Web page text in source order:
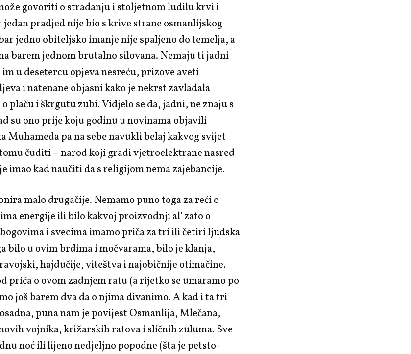
govoriti o stradanju i stoljetnom ludilu krvi i
jedan pradjed nije bio s krive strane osmanlijskog
jedno obiteljsko imanje nije spaljeno do temelja, a
barem jednom brutalno silovana. Nemaju ti jadni
u desetercu opjeva nesreću, prizove aveti
i natenane objasni kako je nekrst zavladala
plaču i škrgutu zubi. Vidjelo se da, jadni, ne znaju s
su ono prije koju godinu u novinama objavili
Muhameda pa na sebe navukli belaj kakvog svijet
čuditi – narod koji gradi vjetroelektrane nasred
imao kad naučiti da s religijom nema zajebancije.
malo drugačije. Nemamo puno toga za reći o
energije ili bilo kakvoj proizvodnji al' zato o
i svecima imamo priča za tri ili četiri ljudska
bilo u ovim brdima i močvarama, bilo je klanja,
hajdučije, viteštva i najobičnije otimačine.
priča o ovom zadnjem ratu (a rijetko se umaramo po
još barem dva da o njima divanimo. A kad i ta tri
puna nam je povijest Osmanlija, Mlečana,
vojnika, križarskih ratova i sličnih zuluma. Sve
noć ili lijeno nedjeljno popodne (šta je petsto-